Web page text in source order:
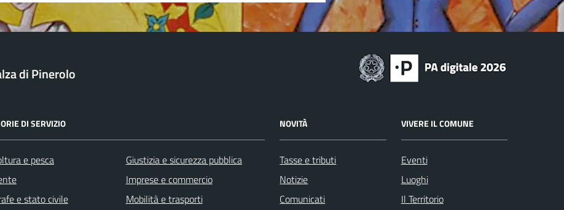
di Pinerolo
DI SERVIZIO
e pesca
e stato civile
Giustizia e sicurezza pubblica
Imprese e commercio
Mobilità e trasporti
NOVITÀ
Tasse e tributi
Notizie
Comunicati
VIVERE IL COMUNE
Eventi
Luoghi
Il Territorio